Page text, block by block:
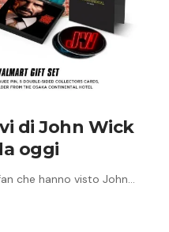
di John Wick
oggi
che hanno visto John…